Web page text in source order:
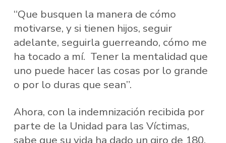
“Que busquen la manera de cómo
motivarse, y si tienen hijos, seguir
adelante, seguirla guerreando, cómo me
ha tocado a mí. Tener la mentalidad que
uno puede hacer las cosas por lo grande
o por lo duras que sean”.
Ahora, con la indemnización recibida por
parte de la Unidad para las Víctimas,
sabe que su vida ha dado un giro de 180.